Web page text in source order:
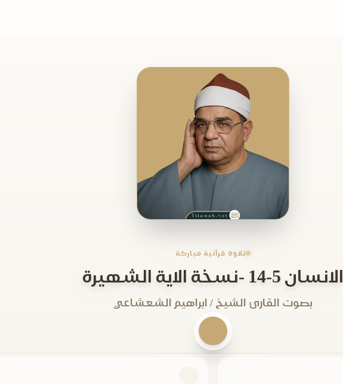
تلاوة قرآنية مباركة
الانسان 5-14 -نسخة الاية الشهيرة
بصوت القارئ الشيخ / ابراهيم الشعشاعي